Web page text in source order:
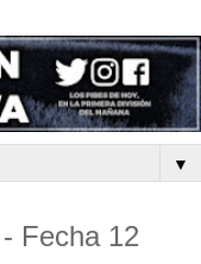
▼
Fecha 12